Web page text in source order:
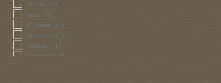
lisse (2)
mate (3)
plissee (1)
pruineuse (7)
veinee (1)
veloutee (1)